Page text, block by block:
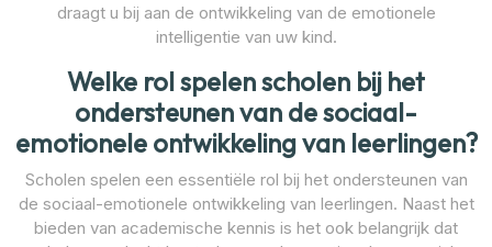
draagt u bij aan de ontwikkeling van de emotionele
intelligentie van uw kind.
Welke rol spelen scholen bij het
ondersteunen van de sociaal-
emotionele ontwikkeling van leerlingen?
Scholen spelen een essentiële rol bij het ondersteunen van
de sociaal-emotionele ontwikkeling van leerlingen. Naast het
bieden van academische kennis is het ook belangrijk dat